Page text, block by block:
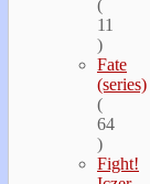
(
11
)
Fate
(series)
(
64
)
Fight!